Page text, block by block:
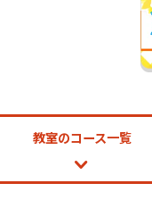
教室のコース一覧